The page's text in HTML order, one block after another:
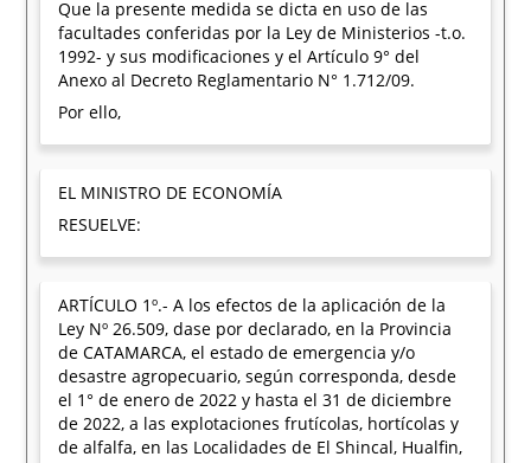
Que la presente medida se dicta en uso de las
facultades conferidas por la Ley de Ministerios -t.o.
1992- y sus modificaciones y el Artículo 9° del
Anexo al Decreto Reglamentario N° 1.712/09.
Por ello,
EL MINISTRO DE ECONOMÍA
RESUELVE:
ARTÍCULO 1º.- A los efectos de la aplicación de la
Ley Nº 26.509, dase por declarado, en la Provincia
de CATAMARCA, el estado de emergencia y/o
desastre agropecuario, según corresponda, desde
el 1° de enero de 2022 y hasta el 31 de diciembre
de 2022, a las explotaciones frutícolas, hortícolas y
de alfalfa, en las Localidades de El Shincal, Hualfin,